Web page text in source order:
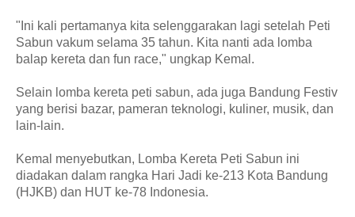
"Ini kali pertamanya kita selenggarakan lagi setelah Peti
Sabun vakum selama 35 tahun. Kita nanti ada lomba
balap kereta dan fun race," ungkap Kemal.
Selain lomba kereta peti sabun, ada juga Bandung Festiv
yang berisi bazar, pameran teknologi, kuliner, musik, dan
lain-lain.
Kemal menyebutkan, Lomba Kereta Peti Sabun ini
diadakan dalam rangka Hari Jadi ke-213 Kota Bandung
(HJKB) dan HUT ke-78 Indonesia.